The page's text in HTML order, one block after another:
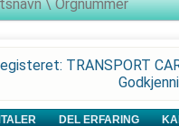
TRANSPORT
DEL ERFARING